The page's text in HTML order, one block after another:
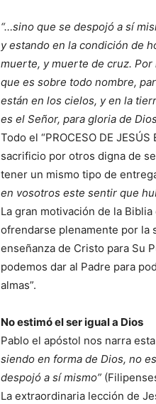
“…sino que se despojó a sí
y estando en la condición de
muerte, y muerte de cruz. Por
que es sobre todo nombre,
están en los cielos, y en la
es el Señor, para gloria de
Todo el “PROCESO DE
sacrificio por otros digna de
tener un mismo tipo de
en vosotros este sentir que
La gran motivación de la
ofrendarse plenamente por la
enseñanza de Cristo para Su
podemos dar al Padre para
almas”.
No estimó el ser igual a Dios
Pablo el apóstol nos narra
siendo en forma de Dios, no
despojó a sí mismo”
La extraordinaria lección de